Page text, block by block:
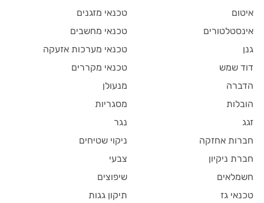
איטום
אינסטלטורים
גנן
דוד שמש
הדברה
הובלות
זגג
חברות אחזקה
חברת ניקיון
חשמלאים
טכנאי גז
טכנאי מזגנים
טכנאי מחשבים
טכנאי מערכות אזעקה
טכנאי מקררים
מנעולן
מסגריות
נגר
ניקוי שטיחים
צבעי
שיפוצים
תיקון גגות